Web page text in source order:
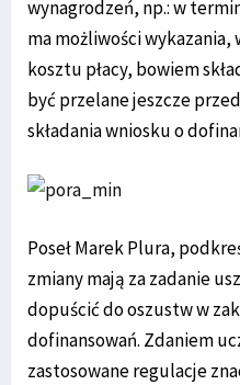
wynagrodzeń, np.: w
ma możliwości wykazania,
kosztu płacy, bowiem
być przelane jeszcze
składania wniosku o
Poseł Marek Plura,
zmiany mają za zadanie
dopuścić do oszustw w
dofinansowań. Zdaniem
zastosowane regulacje